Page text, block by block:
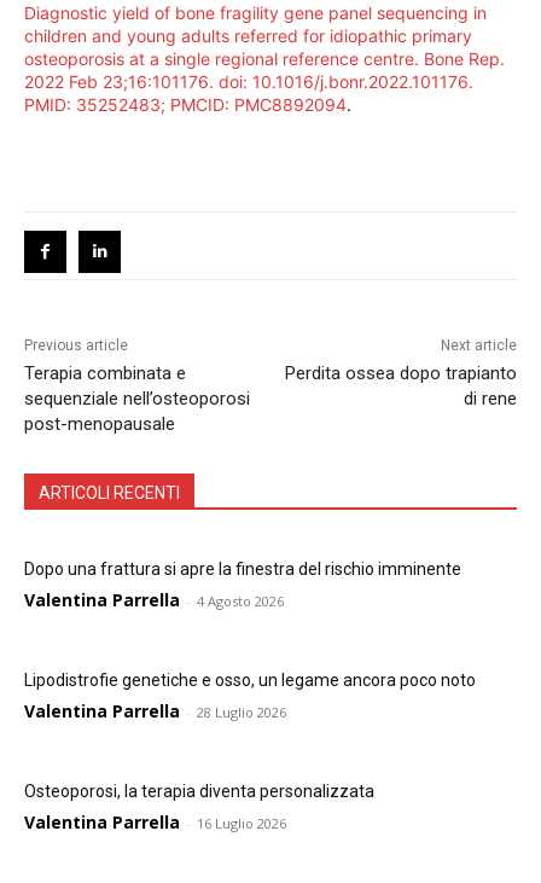
Diagnostic yield of bone fragility gene panel sequencing in
children and young adults referred for idiopathic primary
osteoporosis at a single regional reference centre. Bone Rep.
2022 Feb 23;16:101176. doi: 10.1016/j.bonr.2022.101176.
PMID: 35252483; PMCID: PMC8892094.
Previous article
Terapia combinata e
sequenziale nell’osteoporosi
post-menopausale
Next article
Perdita ossea dopo trapianto
di rene
ARTICOLI RECENTI
Dopo una frattura si apre la finestra del rischio imminente
Valentina Parrella - 4 Agosto 2026
Lipodistrofie genetiche e osso, un legame ancora poco noto
Valentina Parrella - 28 Luglio 2026
Osteoporosi, la terapia diventa personalizzata
Valentina Parrella - 16 Luglio 2026